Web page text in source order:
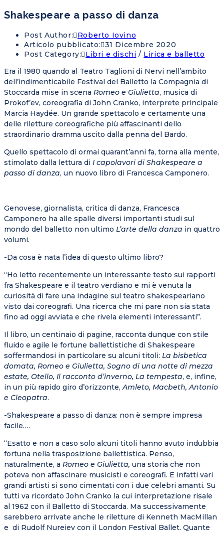
Shakespeare a passo di danza
Post Author:
Roberto Iovino
Articolo pubblicato:
31 Dicembre 2020
Post Category:
Libri e dischi / Lirica e balletto
Era il 1980 quando al Teatro Taglioni di Nervi nell’ambito
dell’indimenticabile Festival del Balletto la Compagnia di
Stoccarda mise in scena Romeo e Giulietta, musica di
Prokof’ev, coreografia di John Cranko, interprete principale
Marcia Haydée. Un grande spettacolo e certamente una
delle riletture coreografiche più affascinanti dello
straordinario dramma uscito dalla penna del Bardo.
Quello spettacolo di ormai quarant’anni fa, torna alla mente,
stimolato dalla lettura di I capolavori di Shakespeare a
passo di danza, un nuovo libro di Francesca Camponero.
Genovese, giornalista, critica di danza, Francesca
Camponero ha alle spalle diversi importanti studi sul
mondo del balletto non ultimo L’arte della danza in quattro
volumi.
-Da cosa è nata l’idea di questo ultimo libro?
“Ho letto recentemente un interessante testo sui rapporti
fra Shakespeare e il teatro verdiano e mi è venuta la
curiosità di fare una indagine sul teatro shakespeariano
visto dai coreografi. Una ricerca che mi pare non sia stata
fino ad oggi avviata e che rivela elementi interessanti”.
Il libro, un centinaio di pagine, racconta dunque con stile
fluido e agile le fortune ballettistiche di Shakespeare
soffermandosi in particolare su alcuni titoli: La bisbetica
domata, Romeo e Giulietta, Sogno di una notte di mezza
estate, Otello, Il racconto d’inverno, La tempesta, e, infine,
in un più rapido giro d’orizzonte,Amleto, Macbeth, Antonio
e Cleopatra.
-Shakespeare a passo di danza: non è sempre impresa
facile….
“Esatto e non a caso solo alcuni titoli hanno avuto indubbia
fortuna nella trasposizione ballettistica. Penso,
naturalmente, a Romeo e Giulietta, una storia che non
poteva non affascinare musicisti e coreografi. E infatti vari
grandi artisti si sono cimentati con i due celebri amanti. Su
tutti va ricordato John Cranko la cui interpretazione risale
al 1962 con il Balletto di Stoccarda. Ma successivamente
sarebbero arrivate anche le riletture di Kenneth MacMillan
e di Rudolf Nureiev con il London Festival Ballet. Quante